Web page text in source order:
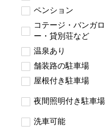
ペンション
コテージ・バンガロ
ー・貸別荘など
温泉あり
舗装路の駐車場
屋根付き駐車場
夜間照明付き駐車場
洗車可能